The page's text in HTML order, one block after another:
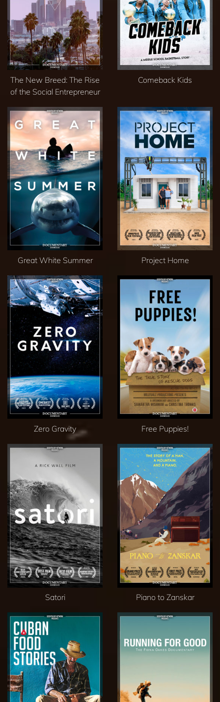
The New Breed: The Rise
of the Social Entrepreneur
Comeback Kids
Great White Summer Project Home
Zero Gravity Free Puppies!
Satori Piano to Zanskar